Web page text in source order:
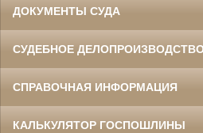
ДОКУМЕНТЫ СУДА
СУДЕБНОЕ
СПРАВОЧНАЯ ИНФОРМАЦИЯ
КАЛЬКУЛЯТОР ГОСПОШЛИНЫ